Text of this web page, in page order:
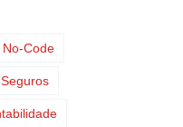
No-Code
Seguros